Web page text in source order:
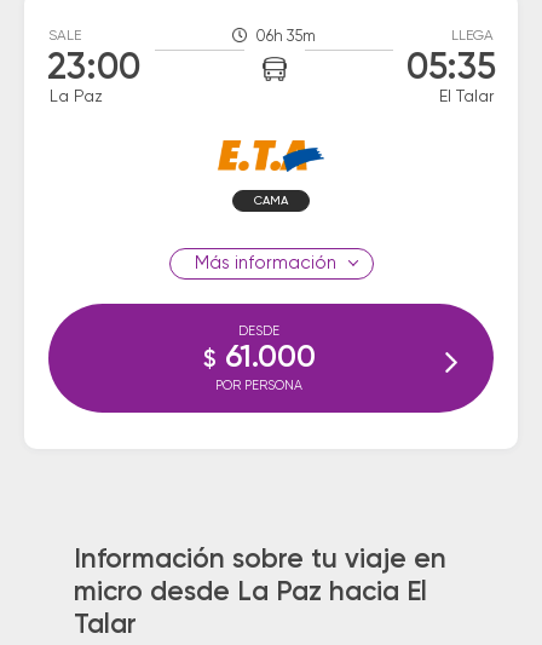
SALE
23:00
La Paz
06h 35m LLEGA
05:35
El Talar
CAMA
información
DESDE
$ 61.000
POR PERSONA
Información sobre tu viaje en
micro desde La Paz hacia El
Talar